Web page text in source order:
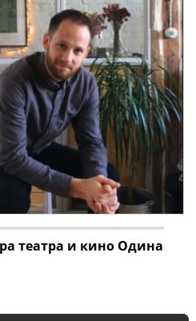
театра и кино Одина